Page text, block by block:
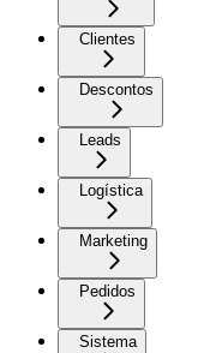
Clientes
Descontos
Leads
Logística
Marketing
Pedidos
Sistema